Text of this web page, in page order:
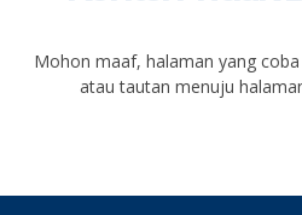
Mohon maaf, halaman yang
atau tautan menuju